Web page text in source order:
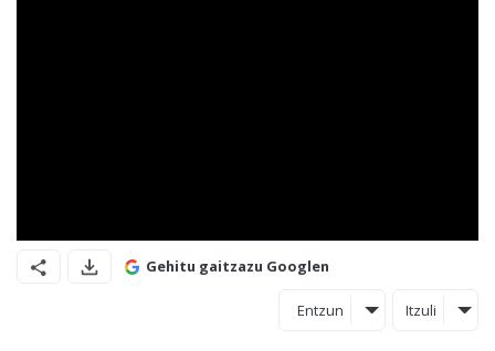
Gehitu gaitzazu Googlen
Entzun Itzuli